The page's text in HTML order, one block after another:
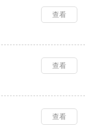
查看
查看
查看